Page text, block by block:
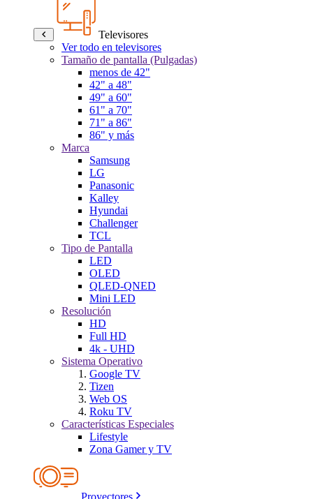
Televisores
Ver todo en televisores
Tamaño de pantalla (Pulgadas)
menos de 42"
42" a 48"
49" a 60"
61" a 70"
71" a 86"
86" y más
Marca
Samsung
LG
Panasonic
Kalley
Hyundai
Challenger
TCL
Tipo de Pantalla
LED
OLED
QLED-QNED
Mini LED
Resolución
HD
Full HD
4k - UHD
Sistema Operativo
Google TV
Tizen
Web OS
Roku TV
Características Especiales
Lifestyle
Zona Gamer y TV
Proyectores